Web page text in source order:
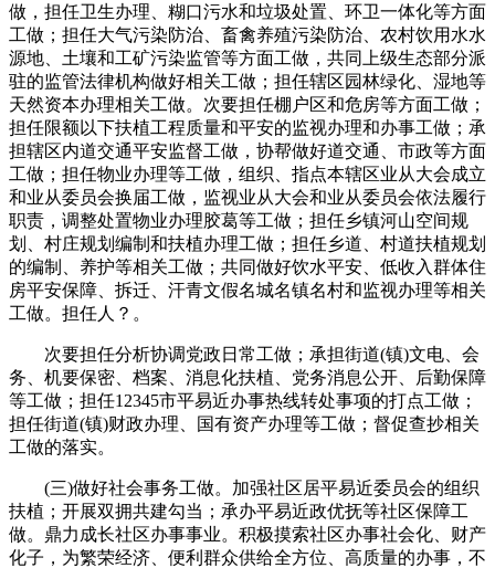
做，担任卫生办理、糊口污水和垃圾处置、环卫一体化等方面
工做；担任大气污染防治、畜禽养殖污染防治、农村饮用水水
源地、土壤和工矿污染监管等方面工做，共同上级生态部分派
驻的监管法律机构做好相关工做；担任辖区园林绿化、湿地等
天然资本办理相关工做。次要担任棚户区和危房等方面工做；
担任限额以下扶植工程质量和平安的监视办理和办事工做；承
担辖区内道交通平安监督工做，协帮做好道交通、市政等方面
工做；担任物业办理等工做，组织、指点本辖区业从大会成立
和业从委员会换届工做，监视业从大会和业从委员会依法履行
职责，调整处置物业办理胶葛等工做；担任乡镇河山空间规
划、村庄规划编制和扶植办理工做；担任乡道、村道扶植规划
的编制、养护等相关工做；共同做好饮水平安、低收入群体住
房平安保障、拆迁、汗青文假名城名镇名村和监视办理等相关
工做。担任人？。
次要担任分析协调党政日常工做；承担街道(镇)文电、会
务、机要保密、档案、消息化扶植、党务消息公开、后勤保障
等工做；担任12345市平易近办事热线转处事项的打点工做；
担任街道(镇)财政办理、国有资产办理等工做；督促查抄相关
工做的落实。
(三)做好社会事务工做。加强社区居平易近委员会的组织
扶植；开展双拥共建勾当；承办平易近政优抚等社区保障工
做。鼎力成长社区办事事业。积极摸索社区办事社会化、财产
化子，为繁荣经济、便利群众供给全方位、高质量的办事，不